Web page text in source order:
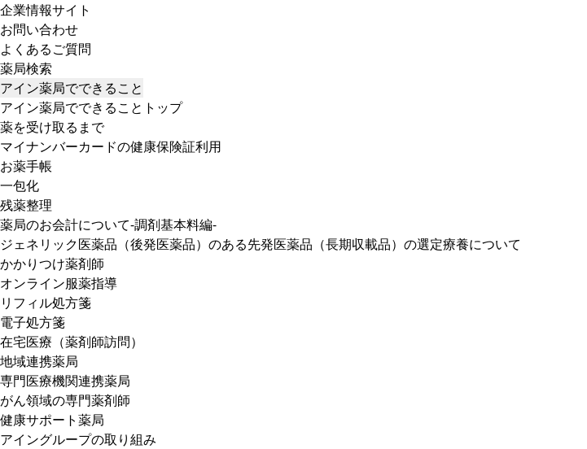
企業情報サイト
お問い合わせ
よくあるご質問
薬局検索
アイン薬局でできること
アイン薬局でできることトップ
薬を受け取るまで
マイナンバーカードの健康保険証利用
お薬手帳
一包化
残薬整理
薬局のお会計について-調剤基本料編-
ジェネリック医薬品（後発医薬品）のある先発医薬品（長期収載品）の選定療養について
かかりつけ薬剤師
オンライン服薬指導
リフィル処方箋
電子処方箋
在宅医療（薬剤師訪問）
地域連携薬局
専門医療機関連携薬局
がん領域の専門薬剤師
健康サポート薬局
アイングループの取り組み